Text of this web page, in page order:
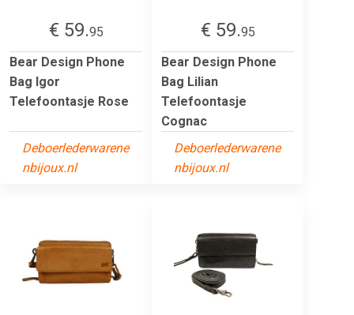
€ 59.95
Bear Design Phone
Bag Igor
Telefoontasje Rose
Deboerlederwarene
nbijoux.nl
€ 59.95
Bear Design Phone
Bag Lilian
Telefoontasje
Cognac
Deboerlederwarene
nbijoux.nl